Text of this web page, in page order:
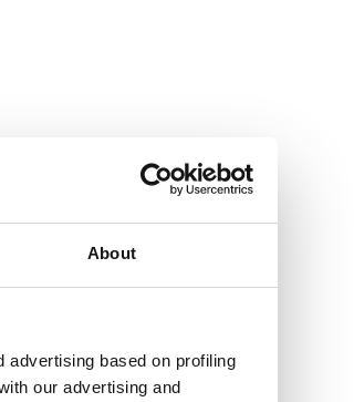
About
advertising based on profiling
our advertising and